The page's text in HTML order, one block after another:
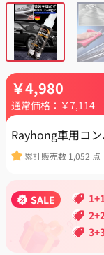
￥4,980
通常価格： ￥7,114
Rayhong車用コ
累計販売数 1,052 点
SALE